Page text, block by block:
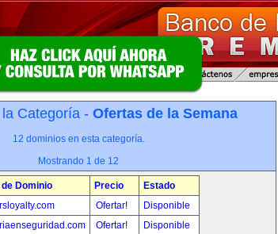
Categoría - Ofertas de la Semana
12 dominios en esta categoría.
Mostrando 1 de 12
Dominio Precio
Estado
Ofertar!
Disponible
Ofertar!
Disponible